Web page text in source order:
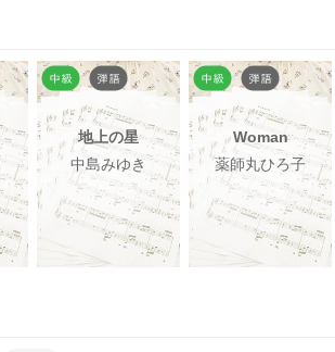
地上の星
中島みゆき
Woman
薬師丸ひろ子